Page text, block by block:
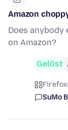
Amazon
Does
on Amazon?
Gelöst
Firefox
SuMo